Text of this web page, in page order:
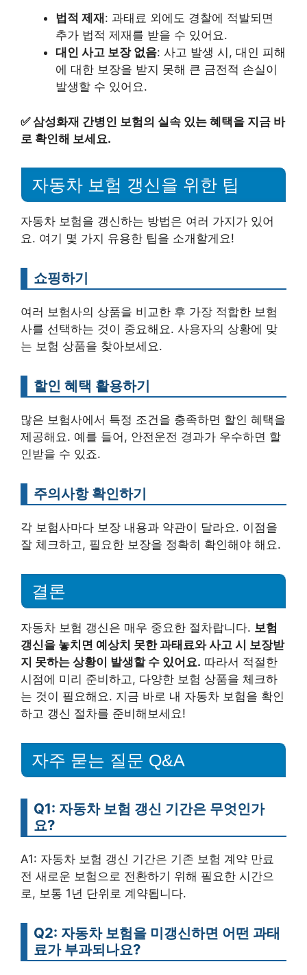
법적 제재 : 과태료 외에도 경찰에 적발되면
추가 법적 제재를 받을 수 있어요.
대인 사고 보장 없음: 사고 발생 시, 대인 피해
에 대한 보장을 받지 못해 큰 금전적 손실이
발생할 수 있어요.
✅삼성화재 간병인 보험의 실속 있는 혜택을 지금 바
로 확인해 보세요.
자동차 보험 갱신을 위한 팁
자동차 보험을 갱신하는 방법은 여러 가지가 있어
요. 여기 몇 가지 유용한 팁을 소개할게요!
쇼핑하기
여러 보험사의 상품을 비교한 후 가장 적합한 보험
사를 선택하는 것이 중요해요. 사용자의 상황에 맞
는 보험 상품을 찾아보세요.
할인 혜택 활용하기
많은 보험사에서 특정 조건을 충족하면 할인 혜택을
제공해요. 예를 들어, 안전운전 경과가 우수하면 할
인받을 수 있죠.
주의사항 확인하기
각 보험사마다 보장 내용과 약관이 달라요. 이점을
잘 체크하고, 필요한 보장을 정확히 확인해야 해요.
결론
자동차 보험 갱신은 매우 중요한 절차랍니다. 보험
갱신을 놓치면 예상치 못한 과태료와 사고 시 보장받
지 못하는 상황이 발생할 수 있어요. 따라서 적절한
시점에 미리 준비하고, 다양한 보험 상품을 체크하
는 것이 필요해요. 지금 바로 내 자동차 보험을 확인
하고 갱신 절차를 준비해보세요!
자주 묻는 질문 Q&A
Q1: 자동차 보험 갱신 기간은 무엇인가
요?
A1: 자동차 보험 갱신 기간은 기존 보험 계약 만료
전 새로운 보험으로 전환하기 위해 필요한 시간으
로, 보통 1년 단위로 계약됩니다.
Q2: 자동차 보험을 미갱신하면 어떤 과태
료가 부과되나요?